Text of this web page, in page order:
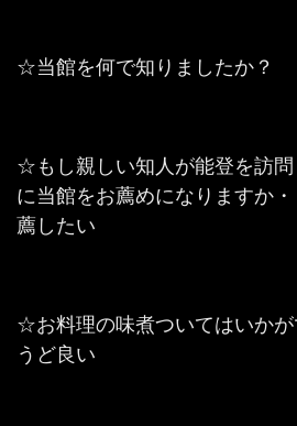
☆当館を何で知りましたか？
☆もし親しい知人が能登を訪
に当館をお薦めになりますか
薦したい
☆お料理の味煮ついてはいか
うど良い